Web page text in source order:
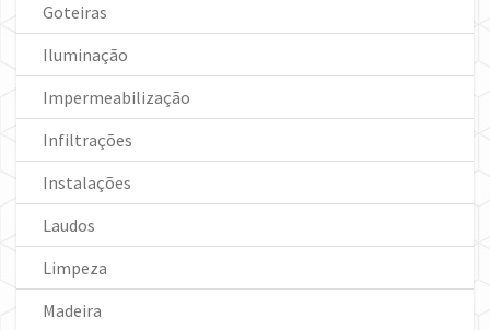
Goteiras
Iluminação
Impermeabilização
Infiltrações
Instalações
Laudos
Limpeza
Madeira